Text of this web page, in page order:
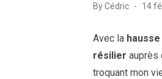
ByCédric 14
Avec la
résilier auprès
troquant mon